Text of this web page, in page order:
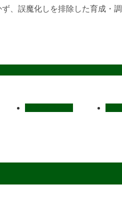
、誤魔化しを排除した育成・